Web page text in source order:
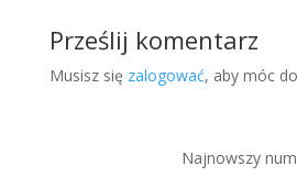
Prześlij komentarz
Musisz się zalogować, aby móc
Najnowszy